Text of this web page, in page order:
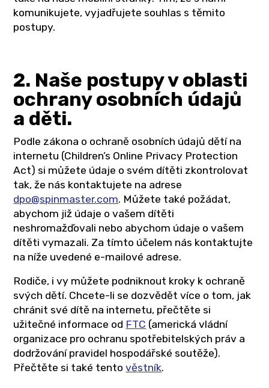
komunikujete, vyjadřujete souhlas s těmito
postupy.
2. Naše postupy v oblasti
ochrany osobních údajů
a děti.
Podle zákona o ochraně osobních údajů dětí na
internetu (Children’s Online Privacy Protection
Act) si můžete údaje o svém dítěti zkontrolovat
tak, že nás kontaktujete na adrese
dpo@spinmaster.com. Můžete také požádat,
abychom již údaje o vašem dítěti
neshromažďovali nebo abychom údaje o vašem
dítěti vymazali. Za tímto účelem nás kontaktujte
na níže uvedené e-mailové adrese.
Rodiče, i vy můžete podniknout kroky k ochraně
svých dětí. Chcete-li se dozvědět více o tom, jak
chránit své dítě na internetu, přečtěte si
užitečné informace od FTC (americká vládní
organizace pro ochranu spotřebitelských práv a
dodržování pravidel hospodářské soutěže).
Přečtěte si také tentověstník.